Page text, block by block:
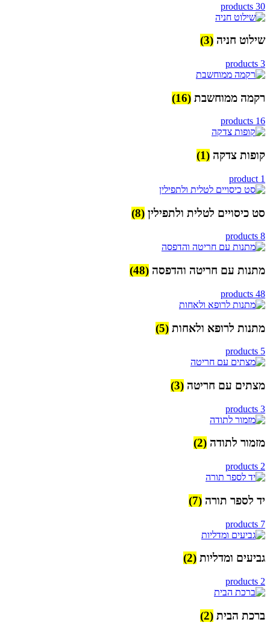
30 products
שילוט חניה (3)
3 products
רקמה ממוחשבת (16)
16 products
קופות צדקה (1)
1 product
סט כיסויים לטלית ולתפילין (8)
8 products
מתנות עם חריטה והדפסה (48)
48 products
מתנות לרופא ולאחות (5)
5 products
מצתים עם חריטה (3)
3 products
מזמור לתודה (2)
2 products
יד לספר תורה (7)
7 products
גביעים ומדליות (2)
2 products
ברכת הבית (2)